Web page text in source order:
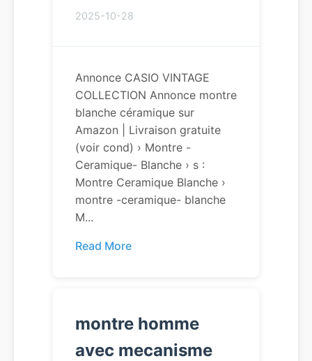
2025-10-28
Annonce CASIO VINTAGE
COLLECTION Annonce montre
blanche céramique sur
Amazon | Livraison gratuite
(voir cond) › Montre -
Ceramique- Blanche › s :
Montre Ceramique Blanche ›
montre -ceramique- blanche
M...
Read More
montre homme
avec mecanisme